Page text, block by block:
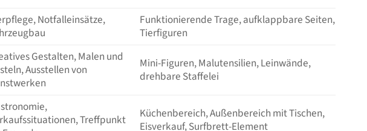
Notfalleinsätze,
Funktionierende Trage, aufklappbare Seiten,
Tierfiguren
Gestalten, Malen und
Ausstellen von
Mini-Figuren, Malutensilien, Leinwände,
drehbare Staffelei
Treffpunkt
Küchenbereich, Außenbereich mit Tischen,
Eisverkauf, Surfbrett-Element